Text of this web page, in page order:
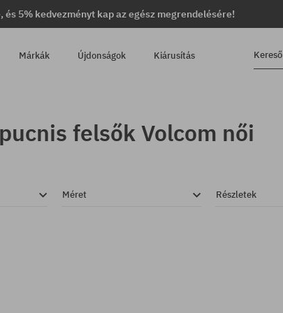
5% kedvezményt kap az egész megrendelésére!
Márkák Újdonságok Kiárusítás Kereső
felsők Volcom női
Méret Részletek